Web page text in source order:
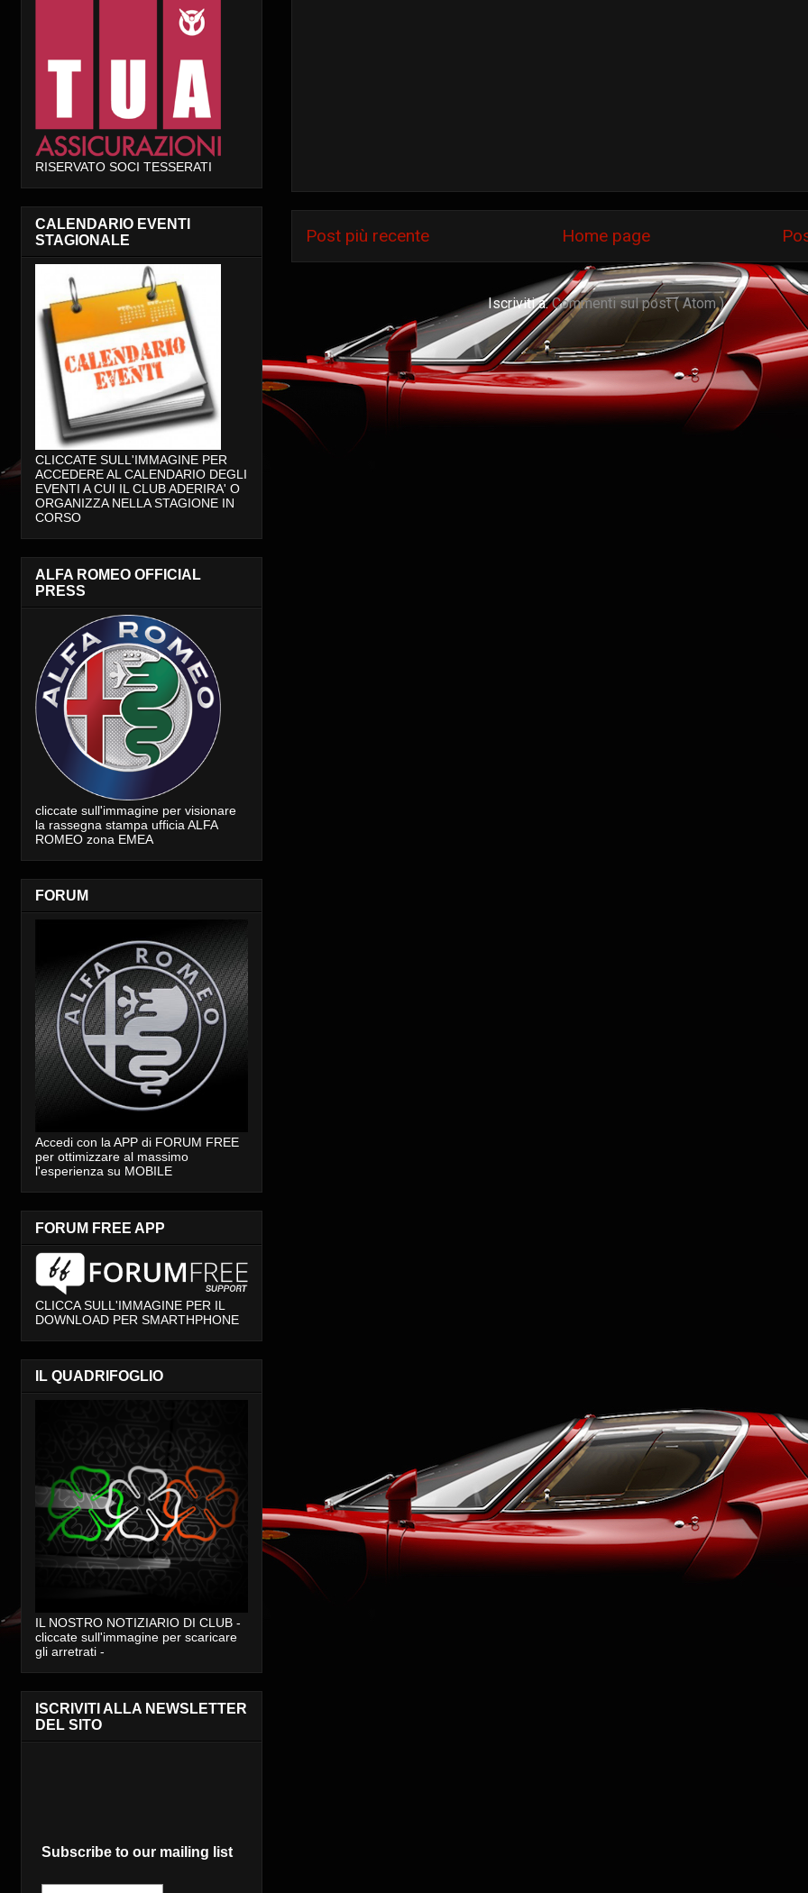
Post più recente Home page
Iscriviti a:Commenti sul post ( Atom )
RISERVATO SOCI TESSERATI
CALENDARIO EVENTI
STAGIONALE
CLICCATE SULL'IMMAGINE PER
ACCEDERE AL CALENDARIO DEGLI
EVENTI A CUI IL CLUB ADERIRA' O
ORGANIZZA NELLA STAGIONE IN
CORSO
ALFA ROMEO OFFICIAL
PRESS
cliccate sull'immagine per visionare
la rassegna stampa ufficia ALFA
ROMEO zona EMEA
FORUM
Accedi con la APP di FORUM FREE
per ottimizzare al massimo
l'esperienza su MOBILE
FORUM FREE APP
CLICCA SULL'IMMAGINE PER IL
DOWNLOAD PER SMARTHPHONE
IL QUADRIFOGLIO
IL NOSTRO NOTIZIARIO DI CLUB -
cliccate sull'immagine per scaricare
gli arretrati -
ISCRIVITI ALLA NEWSLETTER
DEL SITO
Subscribe to our mailing list